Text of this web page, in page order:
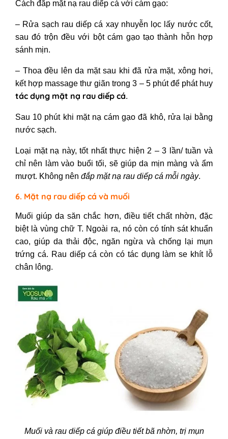
Cách đắp mặt nạ rau diếp cá với cám gạo:
– Rửa sạch rau diếp cá xay nhuyễn lọc lấy nước cốt,
sau đó trộn đều với bột cám gạo tạo thành hỗn hợp
sánh mịn.
– Thoa đều lên da mặt sau khi đã rửa mặt, xông hơi,
kết hợp massage thư giãn trong 3 – 5 phút để phát huy
tác dụng mặt nạ rau diếp cá.
Sau 10 phút khi mặt nạ cám gạo đã khô, rửa lại bằng
nước sạch.
Loại mặt nạ này, tốt nhất thực hiện 2 – 3 lần/ tuần và
chỉ nên làm vào buổi tối, sẽ giúp da mịn màng và ẩm
mượt. Không nên đắp mặt nạ rau diếp cá mỗi ngày.
6. Mặt nạ rau diếp cá và muối
Muối giúp da săn chắc hơn, điều tiết chất nhờn, đặc
biệt là vùng chữ T. Ngoài ra, nó còn có tính sát khuẩn
cao, giúp da thải độc, ngăn ngừa và chống lại mụn
trứng cá. Rau diếp cá còn có tác dụng làm se khít lỗ
chân lông.
Muối và rau diếp cá giúp điều tiết bã nhờn, trị mụn